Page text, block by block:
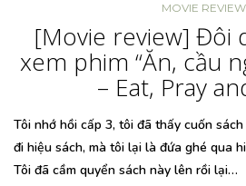
MOVIE REVIEW
[Movie review] Đôi
xem phim “Ăn, cầu
– Eat, Pray
Tôi nhớ hồi cấp 3, tôi đã thấy cuốn
đi hiệu sách, mà tôi lại là đứa ghé qua
Tôi đã cầm quyển sách này lên rồi lại…